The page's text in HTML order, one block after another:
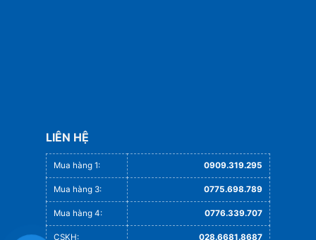
LIÊN HỆ
Mua hàng 1: 0909.319.295
Mua hàng 3: 0775.698.789
Mua hàng 4: 0776.339.707
CSKH: 028.6681.8687